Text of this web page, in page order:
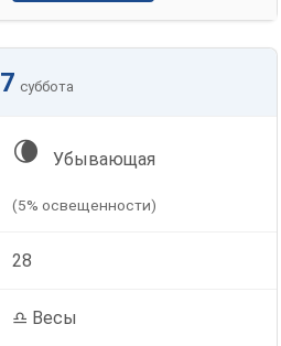
7 суббота
🌘 Убывающая
(5% освещенности)
28
♎ Весы